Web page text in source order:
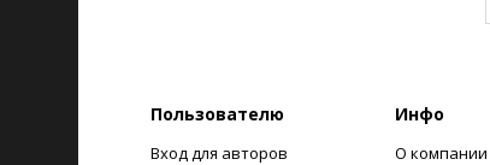
Пользователю
Вход для авторов
Инфо
О компании